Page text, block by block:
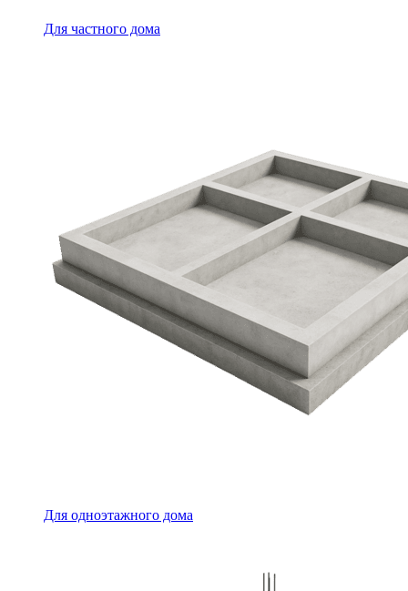
Для частного дома
Для одноэтажного дома